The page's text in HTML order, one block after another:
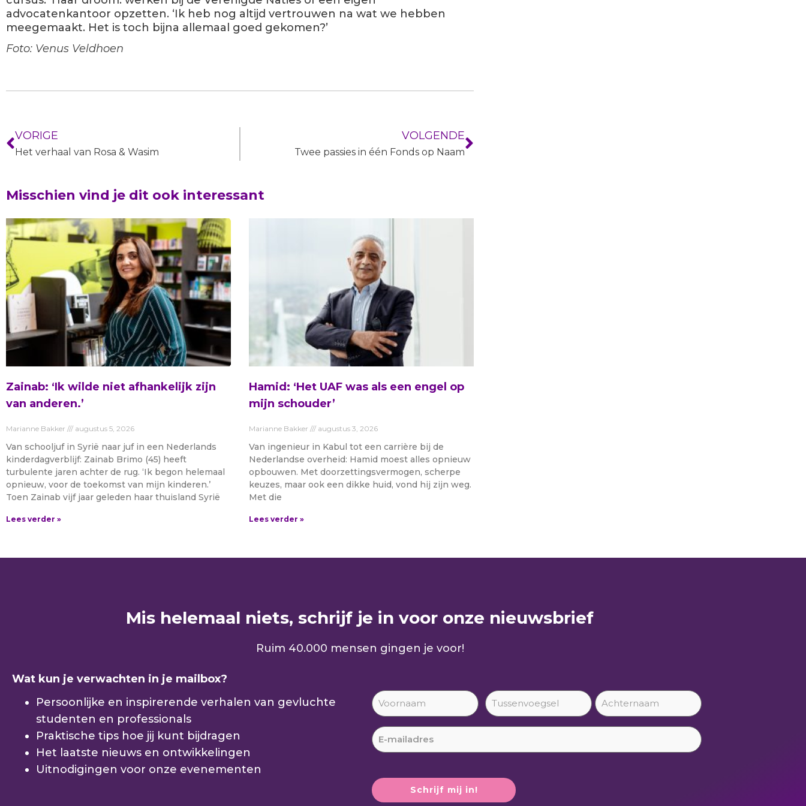
advocatenkantoor opzetten. ‘Ik heb nog altijd vertrouwen na wat we hebben
meegemaakt. Het is toch bijna allemaal goed gekomen?’
Foto: Venus Veldhoen
VORIGE
Het verhaal van Rosa & Wasim
VOLGENDE
Twee passies in één Fonds op Naam
Misschien vind je dit ook interessant
Zainab: ‘Ik wilde niet afhankelijk zijn
van anderen.’
Marianne Bakker augustus 5, 2026
Van schooljuf in Syrië naar juf in een Nederlands
kinderdagverblijf: Zainab Brimo (45) heeft
turbulente jaren achter de rug. ‘Ik begon helemaal
opnieuw, voor de toekomst van mijn kinderen.’
Toen Zainab vijf jaar geleden haar thuisland Syrië
Lees verder »
Hamid: ‘Het UAF was als een engel op
mijn schouder’
Marianne Bakker augustus 3, 2026
Van ingenieur in Kabul tot een carrière bij de
Nederlandse overheid: Hamid moest alles opnieuw
opbouwen. Met doorzettingsvermogen, scherpe
keuzes, maar ook een dikke huid, vond hij zijn weg.
Met die
Lees verder »
Mis helemaal niets, schrijf je in voor onze nieuwsbrief​
Ruim 40.000 mensen gingen je voor!
Wat kun je verwachten in je mailbox?
Persoonlijke en inspirerende verhalen van gevluchte
studenten en professionals
Praktische tips hoe jij kunt bijdragen
Het laatste nieuws en ontwikkelingen
Uitnodigingen voor onze evenementen